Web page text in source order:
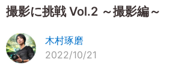
撮影に挑戦 Vol.2 ～撮影編～
木村琢磨
2022/10/21